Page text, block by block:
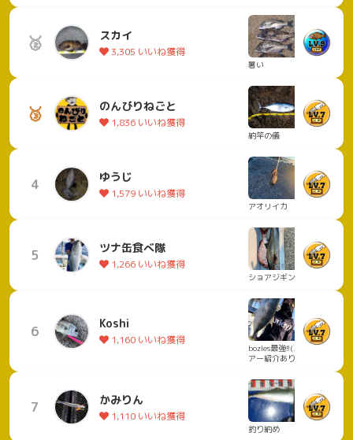
🥈 スカイ
3,305 いいね獲得
暑い
🥉 のんびりねごと
1,836 いいね獲得
納竿の儀
4 ゆうじ
1,579 いいね獲得
アオリイカ
5 ツナ缶食べ隊
1,266 いいね獲得
ショアジギング
6 Koshi
1,160 いいね獲得
bozles最強!!(ル
アー紹介あり)
7 かみりん
1,110 いいね獲得
釣り納め